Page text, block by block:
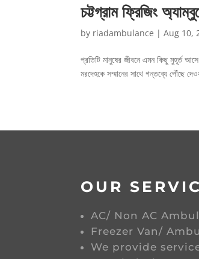
চট্টগ্রাম ফ্রিজিং
by riadambulance |Aug 10,
প্রতিটি মানুষের জীবনে এমন কিছু মুহূর্ত
মরদেহকে সম্মানের সাথে গন্তব্যে পৌঁছে
OUR
AC/ Non AC
Freezer Van/
We provide